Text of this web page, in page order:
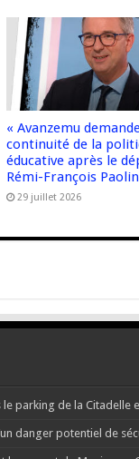
« Avanzemu
continuité de la
éducative après le
Rémi-François
29 juillet 2026
parking de la Citadelle
danger potentiel de